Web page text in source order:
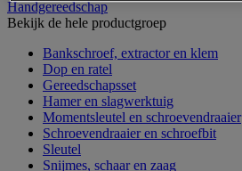
Handgereedschap
Bekijk de hele productgroep
Bankschroef, extractor en klem
Dop en ratel
Gereedschapsset
Hamer en slagwerktuig
Momentsleutel en schroevendraaier
Schroevendraaier en schroefbit
Sleutel
Snijmes, schaar en zaag